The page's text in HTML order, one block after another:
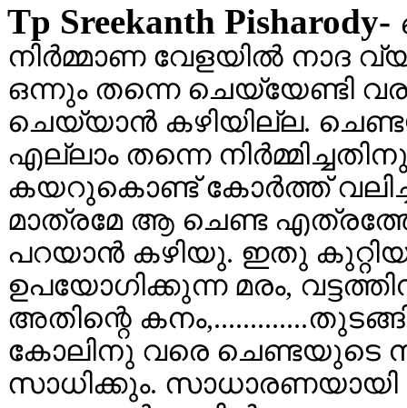
Tp Sreekanth Pisharody-
നിര്‍മ്മാണ വേളയില്‍ നാദ
ഒന്നും തന്നെ ചെയ്യേണ്ടി
ചെയ്യാന്‍ കഴിയില്ല.
എല്ലാം തന്നെ
കയറുകൊണ്ട് കോര്‍ത്ത്‌
മാത്രമേ ആ ചെണ്ട
പറയാന്‍ കഴിയു. ഇതു
ഉപയോഗിക്കുന്ന മരം,
അതിന്റെ
കോലിനു വരെ ചെണ്ടയുടെ
സാധിക്കും. സാധാരണയായി